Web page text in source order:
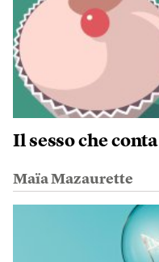
Il sesso che conta
Maïa Mazaurette